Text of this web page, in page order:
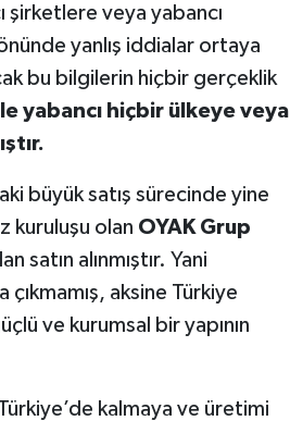
şirketlere veya yabancı
yanlış iddialar ortaya
bu bilgilerin hiçbir gerçeklik
yabancı hiçbir ülkeye veya
büyük satış sürecinde yine
kuruluşu olan OYAK Grup
satın alınmıştır. Yani
çıkmamış, aksine Türkiye
ve kurumsal bir yapının
kalmaya ve üretimi